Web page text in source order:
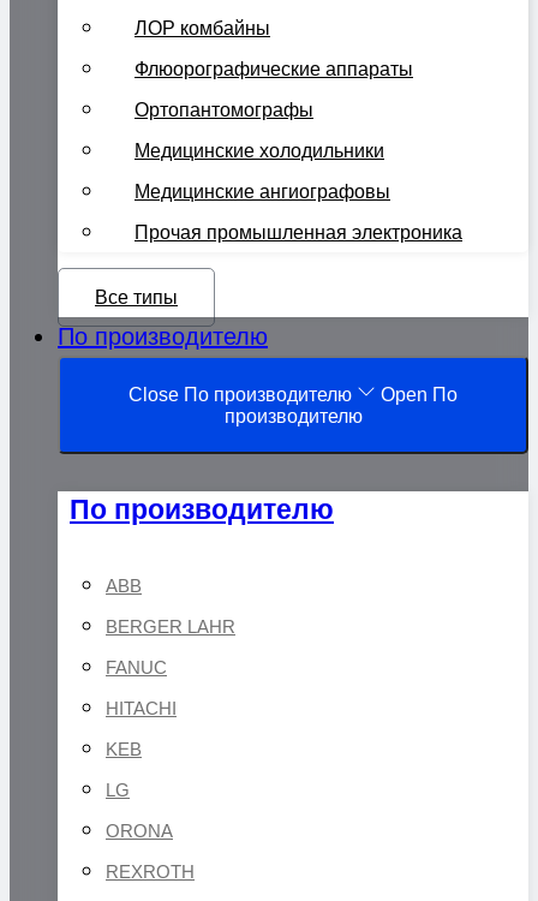
ЛОР комбайны
Флюорографические аппараты
Ортопантомографы
Медицинские холодильники
Медицинские ангиографовы
Прочая промышленная электроника
Все типы
По производителю
Close По производителю
Open По
производителю
По производителю
ABB
BERGER LAHR
FANUC
HITACHI
KEB
LG
ORONA
REXROTH